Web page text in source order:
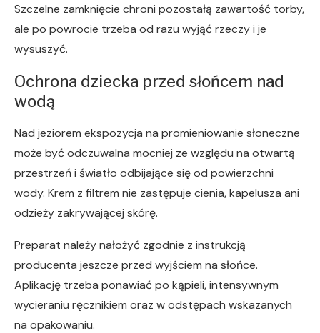
Szczelne zamknięcie chroni pozostałą zawartość torby,
ale po powrocie trzeba od razu wyjąć rzeczy i je
wysuszyć.
Ochrona dziecka przed słońcem nad
wodą
Nad jeziorem ekspozycja na promieniowanie słoneczne
może być odczuwalna mocniej ze względu na otwartą
przestrzeń i światło odbijające się od powierzchni
wody. Krem z filtrem nie zastępuje cienia, kapelusza ani
odzieży zakrywającej skórę.
Preparat należy nałożyć zgodnie z instrukcją
producenta jeszcze przed wyjściem na słońce.
Aplikację trzeba ponawiać po kąpieli, intensywnym
wycieraniu ręcznikiem oraz w odstępach wskazanych
na opakowaniu.